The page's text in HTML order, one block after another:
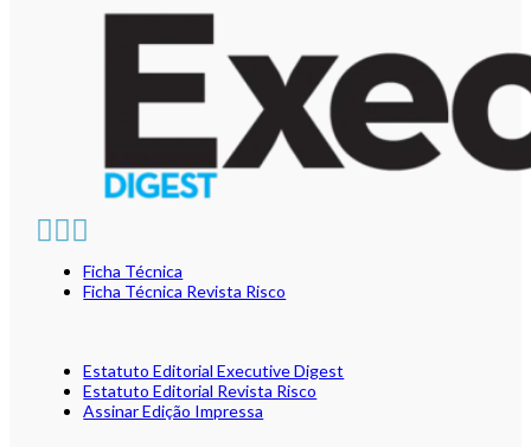
Ficha Técnica
Ficha Técnica Revista Risco
Estatuto Editorial Executive Digest
Estatuto Editorial Revista Risco
Assinar Edição Impressa